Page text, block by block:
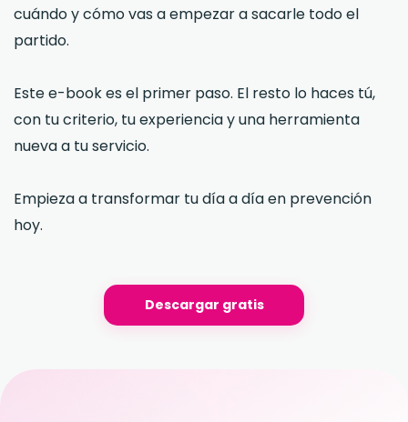
cuándo y cómo vas a empezar a sacarle todo el
partido.
Este e-book es el primer paso. El resto lo haces tú,
con tu criterio, tu experiencia y una herramienta
nueva a tu servicio.
Empieza a transformar tu día a día en prevención
hoy.
Descargar gratis